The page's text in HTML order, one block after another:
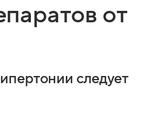
от
следует